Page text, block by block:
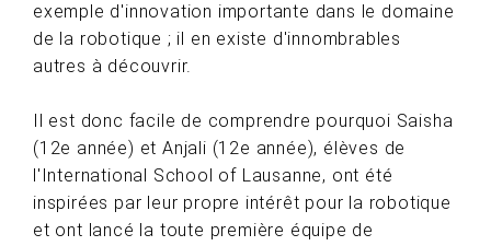
exemple d'innovation importante dans le domaine
de la robotique ; il en existe d'innombrables
autres à découvrir.
Il est donc facile de comprendre pourquoi Saisha
(12e année) et Anjali (12e année), élèves de
l'International School of Lausanne, ont été
inspirées par leur propre intérêt pour la robotique
et ont lancé la toute première équipe de